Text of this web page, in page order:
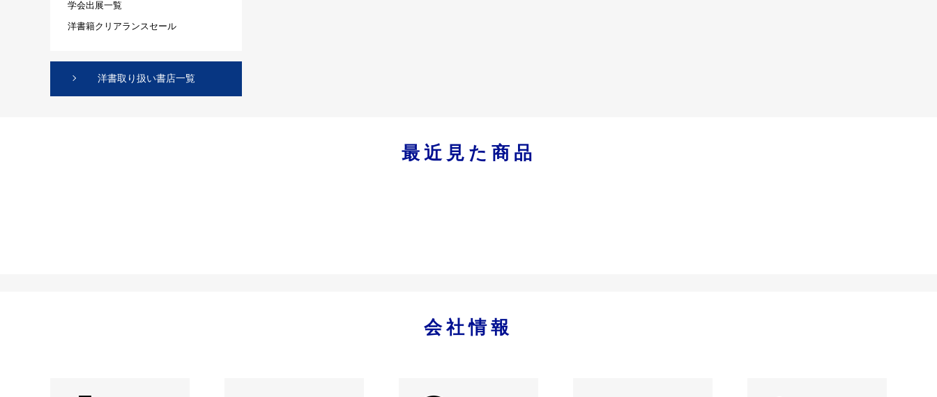
学会出展一覧
洋書籍クリアランスセール
洋書取り扱い書店一覧
最近見た商品
会社情報